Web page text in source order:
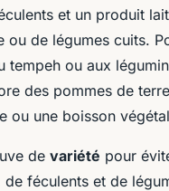
et un produit
ou de légumes cuits.
ou aux
des pommes de
ou une boisson
de variété pour
féculents et de